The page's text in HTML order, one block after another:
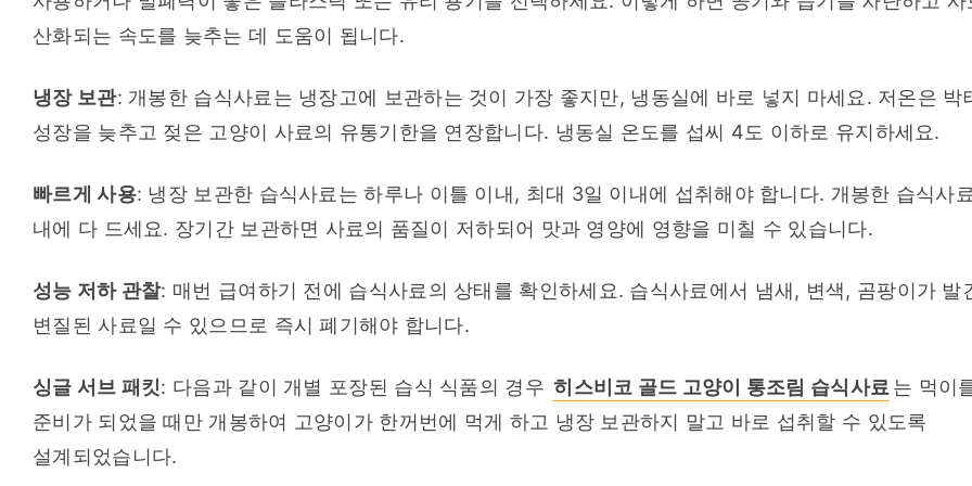
산화되는 속도를 늦추는 데 도움이 됩니다.
냉장 보관: 개봉한 습식사료는 냉장고에 보관하는 것이 가장 좋지만, 냉동실에 바로 넣지 마세요. 저온은 박
성장을 늦추고 젖은 고양이 사료의 유통기한을 연장합니다. 냉동실 온도를 섭씨 4도 이하로 유지하세요.
빠르게 사용: 냉장 보관한 습식사료는 하루나 이틀 이내, 최대 3일 이내에 섭취해야 합니다. 개봉한 습식사
내에 다 드세요. 장기간 보관하면 사료의 품질이 저하되어 맛과 영양에 영향을 미칠 수 있습니다.
성능 저하 관찰: 매번 급여하기 전에 습식사료의 상태를 확인하세요. 습식사료에서 냄새, 변색, 곰팡이가 발
변질된 사료일 수 있으므로 즉시 폐기해야 합니다.
싱글 서브 패킷: 다음과 같이 개별 포장된 습식 식품의 경우 히스비코 골드 고양이 통조림 습식사료 는 먹이
준비가 되었을 때만 개봉하여 고양이가 한꺼번에 먹게 하고 냉장 보관하지 말고 바로 섭취할 수 있도록
설계되었습니다.